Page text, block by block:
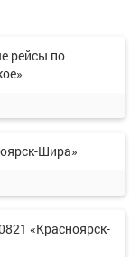
рейсы по
Шира»
«Красноярск-